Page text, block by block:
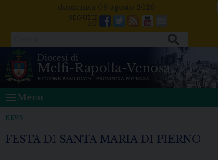
domenica 09 agosto 2026
Facebook
Twitter
FeedsYoutube
Mail
Menu
NEWS
FESTA DI SANTA MARIA DI PIERNO